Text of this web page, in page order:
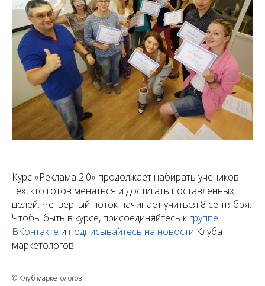
Курс «Реклама 2.0» продолжает набирать учеников —
тех, кто готов меняться и достигать поставленных
целей. Четвертый поток начинает учиться 8 сентября.
Чтобы быть в курсе, присоединяйтесь к группе
ВКонтакте и подписывайтесь на новости Клуба
маркетологов.
© Клуб маркетологов